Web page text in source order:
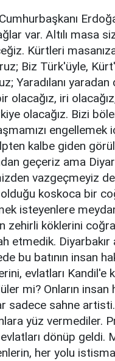
var. Altılı masa
Kürtleri
Biz Türk'üyle,
Yaradılanı
olacağız, iri
olacağız. Bizi
engellemek
kalbe giden
geçeriz ama
vazgeçmeyiz
koskoca bir
isteyenlere
zehirli köklerini
etmedik. Diyarbakır
bu batının insan
evlatları Kandil'e
mi? Onların insan
sadece sahne
yüz vermediler.
dönüp geldi.
her yolu